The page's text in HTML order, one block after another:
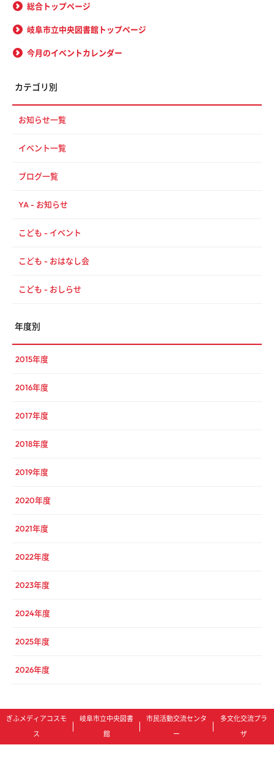
総合トップページ
岐阜市立中央図書館トップページ
今月のイベントカレンダー
カテゴリ別
お知らせ一覧
イベント一覧
ブログ一覧
YA - お知らせ
こども - イベント
こども - おはなし会
こども - おしらせ
年度別
2015年度
2016年度
2017年度
2018年度
2019年度
2020年度
2021年度
2022年度
2023年度
2024年度
2025年度
2026年度
ぎふメディアコスモ
ス
岐阜市立中央図書
館
市民活動交流センタ
ー
多文化交流プラ
ザ